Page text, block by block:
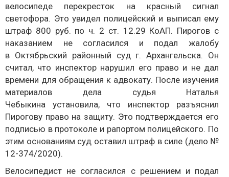
велосипеде перекресток на красный сигнал
светофора. Это увидел полицейский и выписал ему
штраф 800 руб. по ч. 2 ст. 12.29 КоАП. Пирогов с
наказанием не согласился и подал жалобу
в Октябрьский районный суд г. Архангельска. Он
считал, что инспектор нарушил его право и не дал
времени для обращения к адвокату. После изучения
материалов дела судья Наталья
Чебыкина установила, что инспектор разъяснил
Пирогову право на защиту. Это подтверждается его
подписью в протоколе и рапортом полицейского. По
этим основаниям суд оставил штраф в силе (дело №
12-374/2020).
Велосипедист не согласился с решением и подал